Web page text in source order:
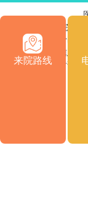
医院地
Copyright
注：本网站信息
或进行治疗时请遵
来院路线